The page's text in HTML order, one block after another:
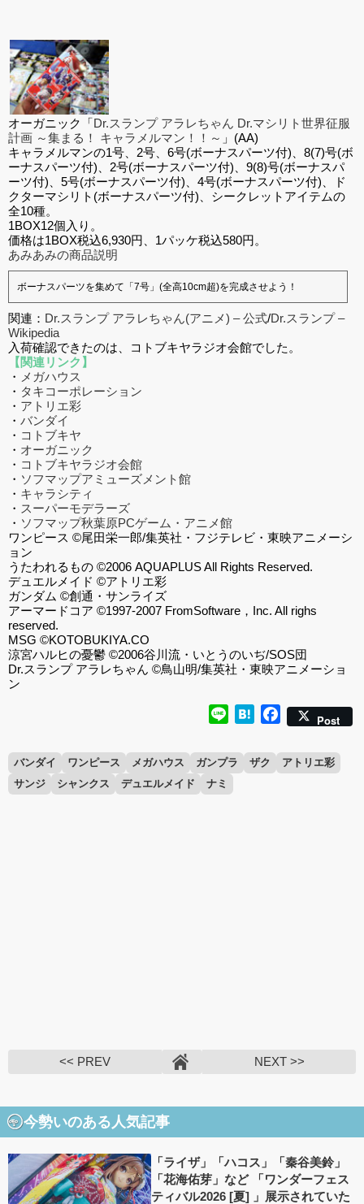
オーガニック「Dr.スランプ アラレちゃん Dr.マシリト世界征服
計画 ～集まる！ キャラメルマン！！～ 」(AA)
キャラメルマンの1号、2号、6号(ボーナスパーツ付)、8(7)号(ボ
ーナスパーツ付)、2号(ボーナスパーツ付)、9(8)号(ボーナスパ
ーツ付)、5号(ボーナスパーツ付)、4号(ボーナスパーツ付)、ド
クターマシリト(ボーナスパーツ付)、シークレットアイテムの
全10種。
1BOX12個入り。
価格は1BOX税込6,930円、1パッケ税込580円。
あみあみの商品説明
ボーナスパーツを集めて「7号」(全高10cm超)を完成させよう！
関連： Dr.スランプ アラレちゃん(アニメ) – 公式/Dr.スランプ –
Wikipedia
入荷確認できたのは、コトブキヤラジオ会館でした。
【関連リンク】
・ メガハウス
・ タキコーポレーション
・ アトリエ彩
・ バンダイ
・ コトブキヤ
・ オーガニック
・ コトブキヤラジオ会館
・ ソフマップアミューズメント館
・ キャラシティ
・ スーパーモデラーズ
・ ソフマップ秋葉原PCゲーム・アニメ館
ワンピース ©尾田栄一郎/集英社・フジテレビ・東映アニメーシ
ョン
うたわれるもの ©2006 AQUAPLUS All Rights Reserved.
デュエルメイド ©アトリエ彩
ガンダム ©創通・サンライズ
アーマードコア ©1997-2007 FromSoftware，Inc. All righs
reserved.
MSG ©KOTOBUKIYA.CO
涼宮ハルヒの憂鬱 ©2006谷川流・いとうのいぢ/SOS団
Dr.スランプ アラレちゃん ©鳥山明/集英社・東映アニメーショ
ン
Line HatenaFacebook
Post
バンダイ ワンピース メガハウス ガンプラ ザク
アトリエ彩
サンジ
シャンクス デュエルメイド ナミ
<< PREV NEXT >>
今勢いのある人気記事
「ライザ」「ハコス」「秦谷美鈴」
「花海佑芽」など 「ワンダーフェス
ティバル2026 [夏] 」展示されていた